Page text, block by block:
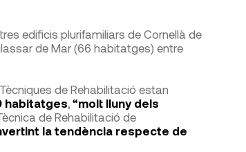
edificis plurifamiliars de Cornellà de
de Mar (66 habitatges) entre
de Rehabilitació estan
habitatges, “molt lluny dels
de Rehabilitació de
la tendència respecte de